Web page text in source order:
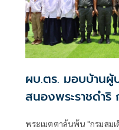
ผบ.ตร. มอบบ้าน
สนองพระราชดำริ
พระเมตตาล้นพ้น "กรมสม